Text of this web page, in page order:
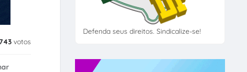
votos
Defenda seus direitos. Sindicalize-se!